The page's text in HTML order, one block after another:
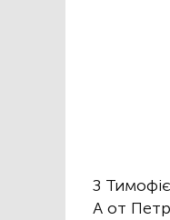
З
А от